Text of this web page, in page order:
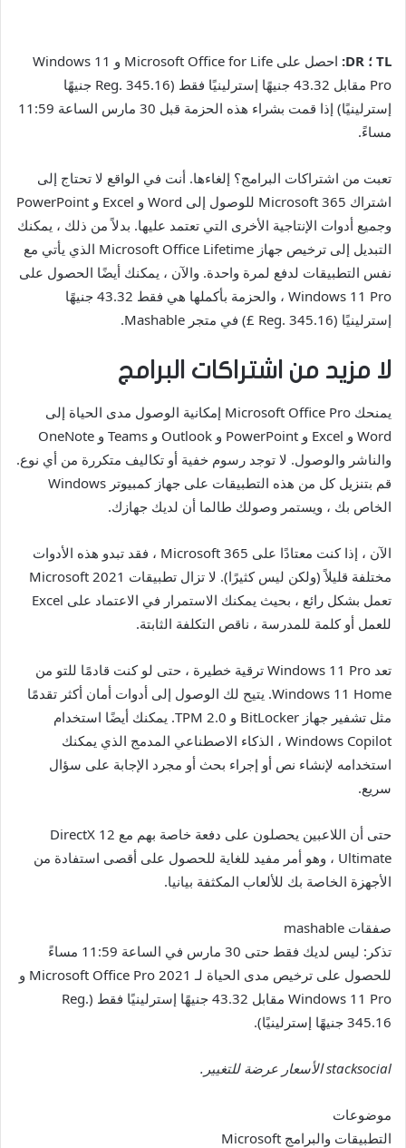
TL ؛ DR:
احصل على Microsoft Office for Life و Windows 11
Pro مقابل 43.32 جنيهًا إسترلينيًا فقط (Reg. 345.16 جنيهًا
إسترلينيًا) إذا قمت بشراء هذه الحزمة قبل 30 مارس الساعة 11:59
مساءً.
تعبت من اشتراكات البرامج؟ إلغاءها. أنت في الواقع لا تحتاج إلى
اشتراك Microsoft 365 للوصول إلى Word و Excel و PowerPoint
وجميع أدوات الإنتاجية الأخرى التي تعتمد عليها. بدلاً من ذلك ، يمكنك
التبديل إلى ترخيص جهاز Microsoft Office Lifetime الذي يأتي مع
نفس التطبيقات لدفع لمرة واحدة. والآن ، يمكنك أيضًا الحصول على
Windows 11 Pro ، والحزمة بأكملها هي فقط 43.32 جنيهًا
إسترلينيًا (Reg. 345.16 £) في متجر Mashable.
لا مزيد من اشتراكات البرامج
يمنحك Microsoft Office Pro إمكانية الوصول مدى الحياة إلى
Word و Excel و PowerPoint و Outlook و Teams و OneNote
والناشر والوصول. لا توجد رسوم خفية أو تكاليف متكررة من أي نوع.
قم بتنزيل كل من هذه التطبيقات على جهاز كمبيوتر Windows
الخاص بك ، ويستمر وصولك طالما أن لديك جهازك.
الآن ، إذا كنت معتادًا على Microsoft 365 ، فقد تبدو هذه الأدوات
مختلفة قليلاً (ولكن ليس كثيرًا). لا تزال تطبيقات Microsoft 2021
تعمل بشكل رائع ، بحيث يمكنك الاستمرار في الاعتماد على Excel
للعمل أو كلمة للمدرسة ، ناقص التكلفة الثابتة.
تعد Windows 11 Pro ترقية خطيرة ، حتى لو كنت قادمًا للتو من
Windows 11 Home. يتيح لك الوصول إلى أدوات أمان أكثر تقدمًا
مثل تشفير جهاز BitLocker و TPM 2.0. يمكنك أيضًا استخدام
Windows Copilot ، الذكاء الاصطناعي المدمج الذي يمكنك
استخدامه لإنشاء نص أو إجراء بحث أو مجرد الإجابة على سؤال
سريع.
حتى أن اللاعبين يحصلون على دفعة خاصة بهم مع DirectX 12
Ultimate ، وهو أمر مفيد للغاية للحصول على أقصى استفادة من
الأجهزة الخاصة بك للألعاب المكثفة بيانيا.
صفقات mashable
تذكر: ليس لديك فقط حتى 30 مارس في الساعة 11:59 مساءً
للحصول على ترخيص مدى الحياة لـ Microsoft Office Pro 2021 و
Windows 11 Pro مقابل 43.32 جنيهًا إسترلينيًا فقط (Reg.
345.16 جنيهًا إسترلينيًا).
stacksocialالأسعار عرضة للتغيير.
موضوعات
التطبيقات والبرامج Microsoft